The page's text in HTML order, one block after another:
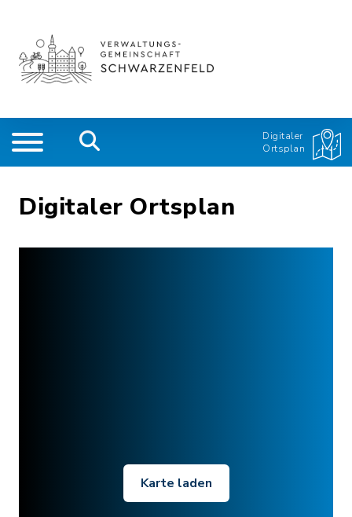
Digitaler
Ortsplan
Digitaler Ortsplan
Karte laden